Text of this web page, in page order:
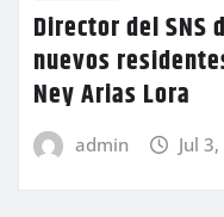
Director del SNS
nuevos
Ney Arias Lora
admin Jul